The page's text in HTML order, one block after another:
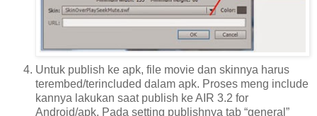
Untuk publish ke apk, file movie dan skinnya harus
terembed/terincluded dalam apk. Proses meng include
kannya lakukan saat publish ke AIR 3.2 for
Android/apk. Pada setting publishnya tab “general”